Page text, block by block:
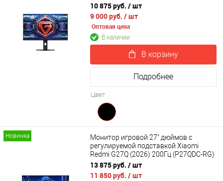
10 875 руб. / шт
9 000 руб. / шт
Оптовая цена
В наличии
В корзину
Подробнее
Цвет
Новинка
Монитор игровой 27" дюймов с
регулируемой подставкой Xiaomi
Redmi G27Q (2026) 200Гц (P27QDC-RG)
CN
13 875 руб. / шт
11 850 руб. / шт